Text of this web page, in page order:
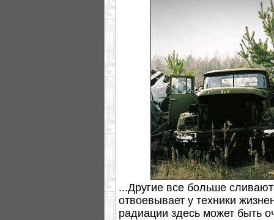
...Другие все больше
отвоевывает у техники
радиации здесь может быть